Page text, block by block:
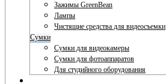
Зажимы GreenBean
Лампы
Чистящие средства для видеосъемки
Сумки
Сумки для видеокамеры
Сумки для фотоаппаратов
Для студийного оборудования